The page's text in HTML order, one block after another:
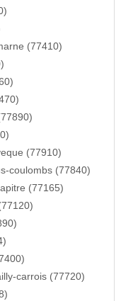
(77410)
(77910)
coulombs (77840)
(77165)
carrois (77720)